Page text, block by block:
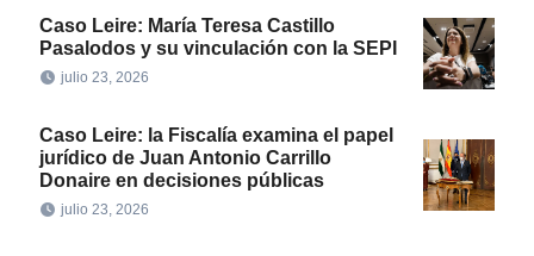
Caso Leire: María Teresa Castillo
Pasalodos y su vinculación con la SEPI
julio 23, 2026
Caso Leire: la Fiscalía examina el papel
jurídico de Juan Antonio Carrillo
Donaire en decisiones públicas
julio 23, 2026